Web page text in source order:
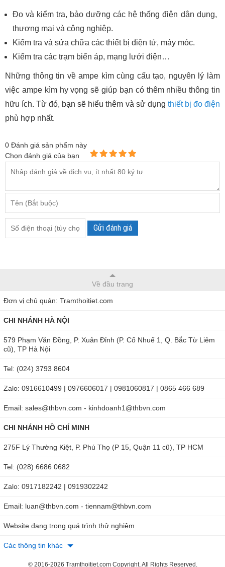
Đo và kiểm tra, bảo dưỡng các hệ thống điện dân dụng,
thương mại và công nghiệp.
Kiểm tra và sửa chữa các thiết bị điện tử, máy móc.
Kiểm tra các trạm biến áp, mạng lưới điện…
Những thông tin về ampe kìm cùng cấu tạo, nguyên lý làm
việc ampe kìm hy vọng sẽ giúp bạn có thêm nhiều thông tin
hữu ích. Từ đó, bạn sẽ hiểu thêm và sử dụng thiết bị đo điện
phù hợp nhất.
0 Đánh giá sản phẩm này
Chọn đánh giá của bạn
Gửi đánh giá
Về đầu trang
Đơn vị chủ quản: Tramthoitiet.com
CHI NHÁNH HÀ NỘI
579 Phạm Văn Đồng, P. Xuân Đỉnh (P. Cổ Nhuế 1, Q. Bắc Từ Liêm
cũ), TP Hà Nội
Tel: (024) 3793 8604
Zalo: 0916610499 | 0976606017 | 0981060817 | 0865 466 689
Email: sales@thbvn.com - kinhdoanh1@thbvn.com
CHI NHÁNH HỒ CHÍ MINH
275F Lý Thường Kiệt, P. Phú Thọ (P 15, Quận 11 cũ), TP HCM
Tel: (028) 6686 0682
Zalo: 0917182242 | 0919302242
Email: luan@thbvn.com - tiennam@thbvn.com
Website đang trong quá trình thử nghiệm
Các thông tin khác
© 2016-2026 Tramthoitiet.com Copyright, All Rights Reserved.